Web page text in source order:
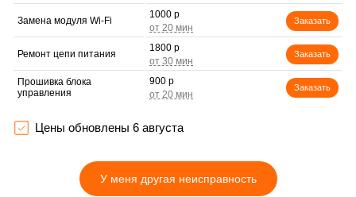
Замена модуля Wi-Fi
1000 р
Заказать
Ремонт цепи питания
1800 р
Заказать
Прошивка блока
управления
900 р
Заказать
Замена лампы подсветки
Ремонт блока управления
1000 р
Цены обновлены 6 августа
У меня другая неисправность